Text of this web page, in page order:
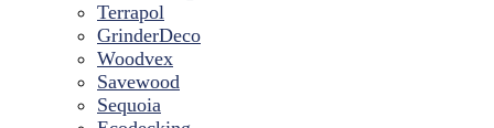
Terrapol
GrinderDeco
Woodvex
Savewood
Sequoia